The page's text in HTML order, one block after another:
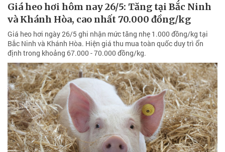
Giá heo hơi hôm nay 26/5: Tăng tại Bắc Ninh
và Khánh Hòa, cao nhất 70.000 đồng/kg
Giá heo hơi ngày 26/5 ghi nhận mức tăng nhẹ 1.000 đồng/kg tại
Bắc Ninh và Khánh Hòa. Hiện giá thu mua toàn quốc duy trì ổn
định trong khoảng 67.000 - 70.000 đồng/kg.